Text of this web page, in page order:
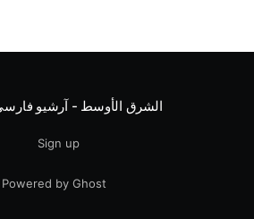
الشرق الأوسط - آرشیو
Sign up
Powered by Ghost